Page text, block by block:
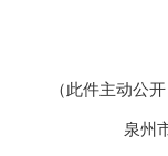
（此件主动公开
泉州市